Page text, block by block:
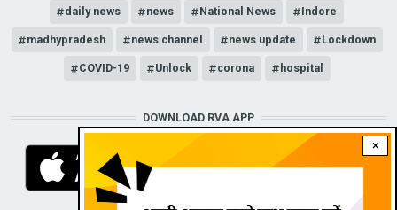
×
daily news news National News Indore
madhypradesh news channel news update Lockdown
COVID-19 Unlock corona hospital
DOWNLOAD RVA APP